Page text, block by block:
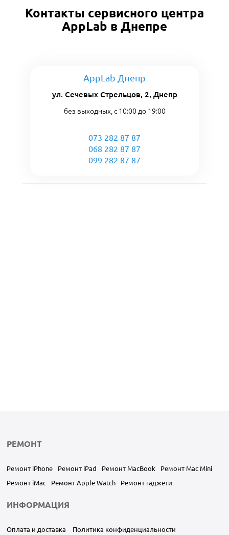
Контакты сервисного центра
AppLab в Днепре
AppLab Днепр
ул. Сечевых Стрельцов, 2, Днепр
без выходных, с 10:00 до 19:00
073 282 87 87
068 282 87 87
099 282 87 87
РЕМОНТ
Ремонт iPhone Ремонт iPad Ремонт MacBook
Ремонт Mac Mini
Ремонт iMac
Ремонт Apple Watch Ремонт гаджети
ИНФОРМАЦИЯ
Оплата и доставка Политика конфиденциальности